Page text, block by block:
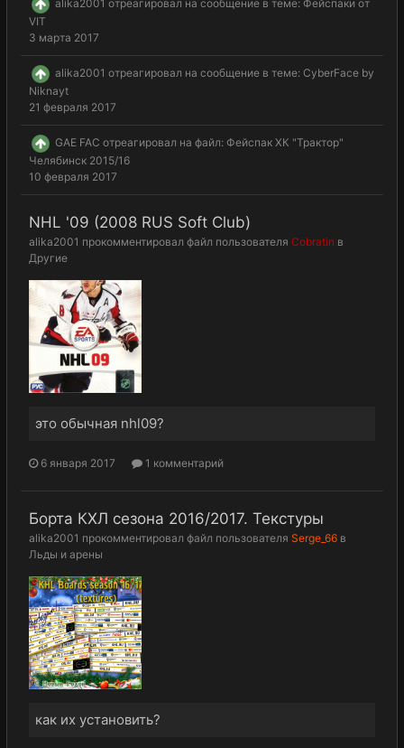
alika2001 отреагировал на сообщение в теме: Фейспаки от
VIT
3 марта 2017
alika2001 отреагировал на сообщение в теме: CyberFace by
Niknayt
21 февраля 2017
GAE FAC отреагировал на файл: Фейспак ХК "Трактор"
Челябинск 2015/16
10 февраля 2017
NHL '09 (2008 RUS Soft Club)
alika2001 прокомментировал файл пользователя Cobratin в
Другие
это обычная nhl09?
6 января 2017 1 комментарий
Борта КХЛ сезона 2016/2017. Текстуры
alika2001 прокомментировал файл пользователя Serge_66 в
Льды и арены
как их установить?